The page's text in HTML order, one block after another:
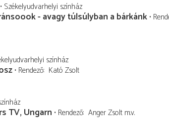
Székelyudvarhelyi színház
- avagy túlsúlyban a bárkánk
színház
Rendező Kató Zsolt
TV, Ungarn Rendező Anger Zsolt m.v.